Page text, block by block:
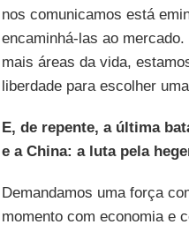
nos comunicamos está
encaminhá-las ao
mais áreas da vida,
liberdade para escolher
E, de repente, a última
e a China: a luta pela
Demandamos uma força
momento com economia e